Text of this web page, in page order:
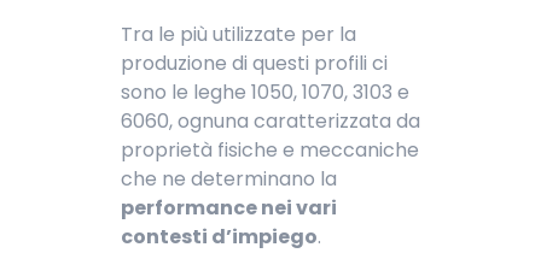
Tra le più utilizzate per la
produzione di questi profili ci
sono le leghe 1050, 1070, 3103 e
6060, ognuna caratterizzata da
proprietà fisiche e meccaniche
che ne determinano la
performance nei vari
contesti d’impiego.